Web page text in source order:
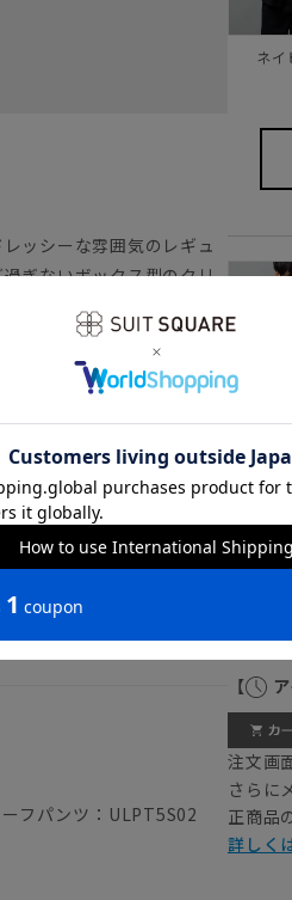
ッシーな雰囲気のレギュ
ぎないボックス型のクリ
ティブなビジネストリップ
上品かつ自由に着用でき
ト可能
地
ル素材
「グレー」「ブルー」、
トアップ
フパンツ：ULPT5S02
ネイ
ベ
【
注文画
さらに
正商品
詳しく